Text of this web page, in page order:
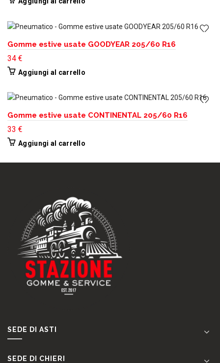
Gomme estive usate GOODYEAR 205/60 R16
34 €
Aggiungi al carrello
Gomme estive usate CONTINENTAL 205/60 R16
33 €
Aggiungi al carrello
SEDE DI ASTI
SEDE DI CHIERI